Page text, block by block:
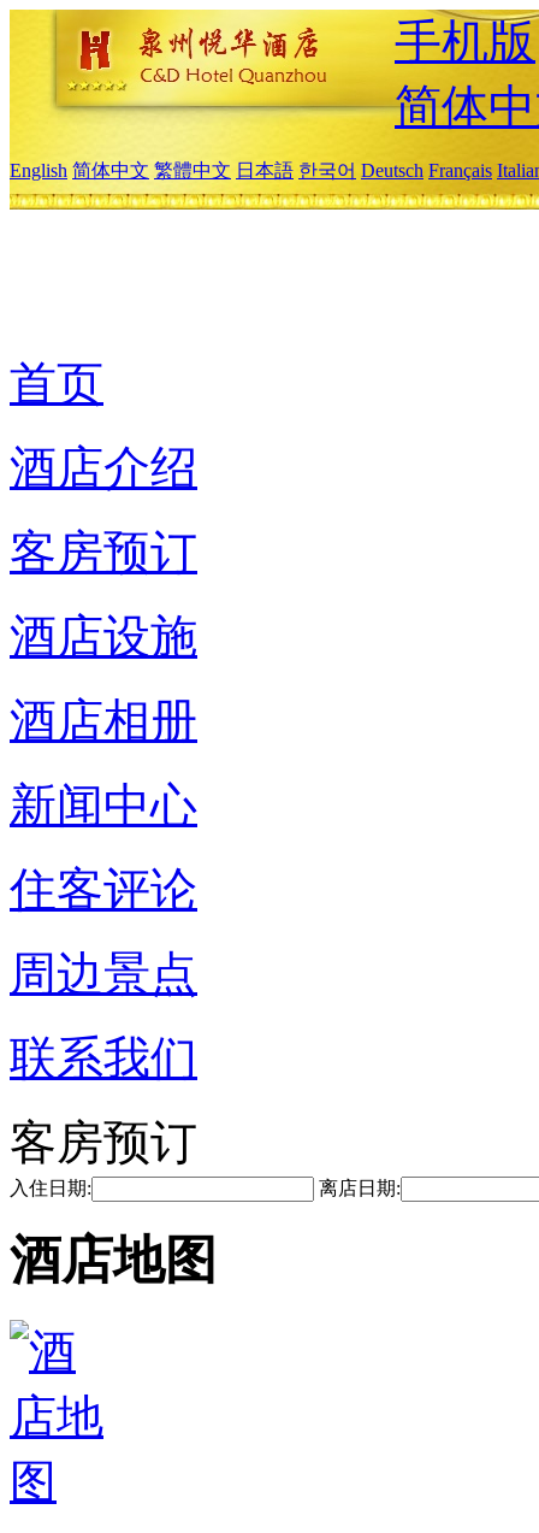
手机版
简体
English 简体中文 繁體中文 日本語 한국어 Deutsch Français
首页
酒店介绍
客房预订
酒店设施
酒店相册
新闻中心
住客评论
周边景点
联系我们
客房预订
入住日期: 离店日期:
酒店地图